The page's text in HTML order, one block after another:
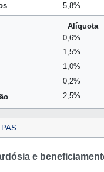
5,8%
Alíquota
0,6%
1,5%
1,0%
0,2%
2,5%
e